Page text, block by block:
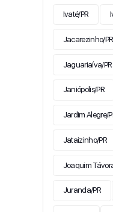
Ivaté/PR
Jacarezinho/PR
Jaguariaíva/PR
Janiópolis/PR
Jardim Alegre/
Jataizinho/PR
Joaquim
Juranda/PR